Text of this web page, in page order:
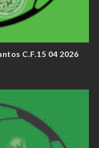
C.F.15 04 2026